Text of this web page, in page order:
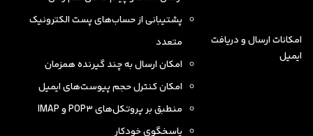
امکانات ارسال و دریافت
ایمیل
پشتیبانی از حساب‌های پست الکترونیک
متعدد
امکان ارسال به چند گیرنده همزمان
امکان کنترل حجم پیوست‌های ایمیل
منطبق بر پروتکل‌های POP3 و IMAP
پاسخگوی خودکار